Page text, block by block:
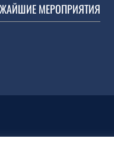
МЕРОПРИЯТИЯ